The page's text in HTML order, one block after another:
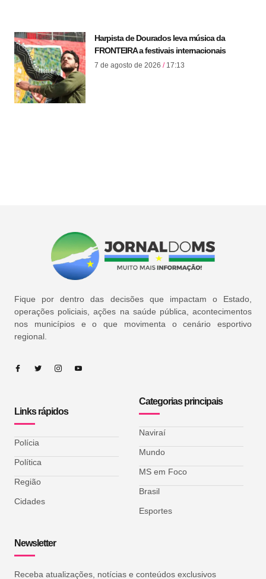
Harpista de Dourados leva música da
FRONTEIRA a festivais internacionais
7 de agosto de 2026 17:13
Fique por dentro das decisões que impactam o Estado,
operações policiais, ações na saúde pública, acontecimentos
nos municípios e o que movimenta o cenário esportivo
regional.
Links rápidos
Polícia
Política
Região
Cidades
Categorias principais
Naviraí
Mundo
MS em Foco
Brasil
Esportes
Newsletter
Receba atualizações, notícias e conteúdos exclusivos